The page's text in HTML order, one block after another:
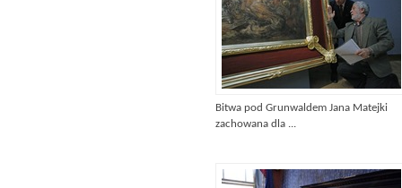
Bitwa pod Grunwaldem Jana Matejki
zachowana dla ...